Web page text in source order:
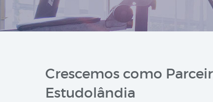
Crescemos como
Estudolândia